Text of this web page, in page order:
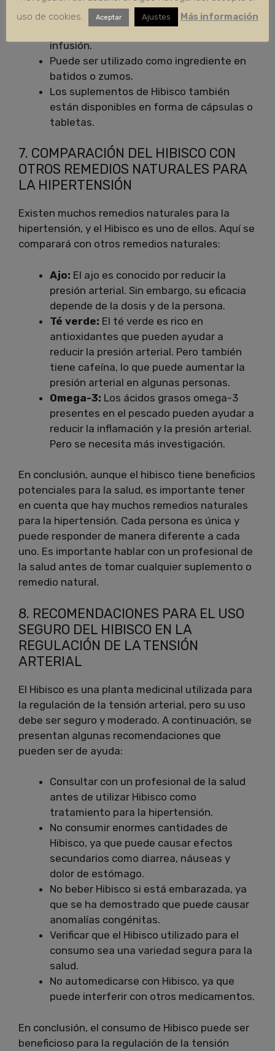
El Hibisco puede ser consumido como té o
infusión.
Puede ser utilizado como ingrediente en
batidos o zumos.
Los suplementos de Hibisco también
están disponibles en forma de cápsulas o
tabletas.
7. COMPARACIÓN DEL HIBISCO CON
OTROS REMEDIOS NATURALES PARA
LA HIPERTENSIÓN
Existen muchos remedios naturales para la
hipertensión, y el Hibisco es uno de ellos. Aquí se
comparará con otros remedios naturales:
Ajo: El ajo es conocido por reducir la
presión arterial. Sin embargo, su eficacia
depende de la dosis y de la persona.
Té verde: El té verde es rico en
antioxidantes que pueden ayudar a
reducir la presión arterial. Pero también
tiene cafeína, lo que puede aumentar la
presión arterial en algunas personas.
Omega-3: Los ácidos grasos omega-3
presentes en el pescado pueden ayudar a
reducir la inflamación y la presión arterial.
Pero se necesita más investigación.
En conclusión, aunque el hibisco tiene beneficios
potenciales para la salud, es importante tener
en cuenta que hay muchos remedios naturales
para la hipertensión. Cada persona es única y
puede responder de manera diferente a cada
uno. Es importante hablar con un profesional de
la salud antes de tomar cualquier suplemento o
remedio natural.
8. RECOMENDACIONES PARA EL USO
SEGURO DEL HIBISCO EN LA
REGULACIÓN DE LA TENSIÓN
ARTERIAL
El Hibisco es una planta medicinal utilizada para
la regulación de la tensión arterial, pero su uso
debe ser seguro y moderado. A continuación, se
presentan algunas recomendaciones que
pueden ser de ayuda:
Consultar con un profesional de la salud
antes de utilizar Hibisco como
tratamiento para la hipertensión.
No consumir enormes cantidades de
Hibisco, ya que puede causar efectos
secundarios como diarrea, náuseas y
dolor de estómago.
No beber Hibisco si está embarazada, ya
que se ha demostrado que puede causar
anomalías congénitas.
Verificar que el Hibisco utilizado para el
consumo sea una variedad segura para la
salud.
No automedicarse con Hibisco, ya que
puede interferir con otros medicamentos.
En conclusión, el consumo de Hibisco puede ser
beneficioso para la regulación de la tensión
uso de cookies.
Aceptar Ajustes Más información